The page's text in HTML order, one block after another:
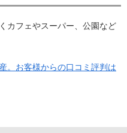
カフェやスーパー、公園など
。お客様からの口コミ評判は